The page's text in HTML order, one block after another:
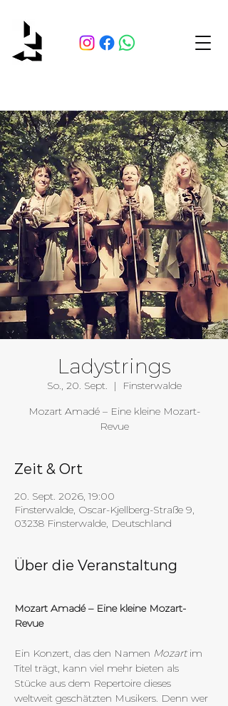
Ladystrings
So., 20. Sept.
  |
Finsterwalde
Mozart Amadé – Eine kleine Mozart-
Revue
Zeit & Ort
20. Sept. 2026, 19:00
Finsterwalde, Oscar-Kjellberg-Straße 9,
03238 Finsterwalde, Deutschland
Über die Veranstaltung
Mozart Amadé – Eine kleine Mozart-
Revue
Ein Konzert, das den Namen Mozart im
Titel trägt, kann viel mehr bieten als
Stücke aus dem Repertoire dieses
weltweit geschätzten Musikers. Denn wer